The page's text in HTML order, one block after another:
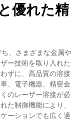
優れた精
、さまざまな金属や
ー技術を取り入れた
ずに、高品質の溶接
、電子機器、精密金
のレーザー溶接が必
た制御機能により、
ーションでも広く適